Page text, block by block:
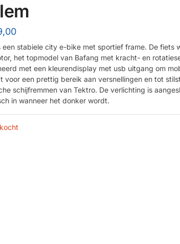
een stabiele city e-bike met sportief frame. De fiets
het topmodel van Bafang met kracht- en
met een kleurendisplay met usb uitgang om
voor een prettig bereik aan versnellingen en tot
schijfremmen van Tektro. De verlichting is
in wanneer het donker wordt.